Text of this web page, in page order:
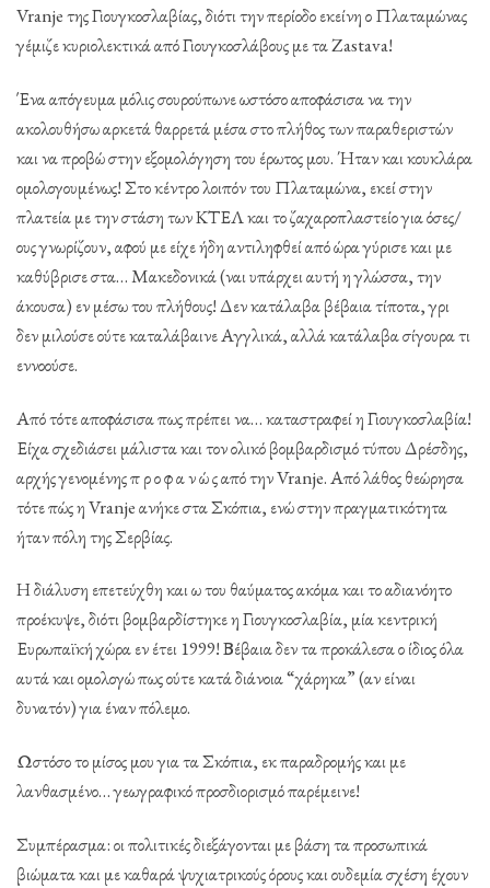
Vranje της Γιουγκοσλαβίας, διότι την περίοδο εκείνη ο Πλαταμώνας
γέμιζε κυριολεκτικά από Γιουγκοσλάβους με τα Zastava!
Ένα απόγευμα μόλις σουρούπωνε ωστόσο αποφάσισα να την
ακολουθήσω αρκετά θαρρετά μέσα στο πλήθος των παραθεριστών
και να προβώ στην εξομολόγηση του έρωτος μου. Ήταν και κουκλάρα
ομολογουμένως! Στο κέντρο λοιπόν του Πλαταμώνα, εκεί στην
πλατεία με την στάση των ΚΤΕΛ και το ζαχαροπλαστείο για όσες/
ους γνωρίζουν, αφού με είχε ήδη αντιληφθεί από ώρα γύρισε και με
καθύβρισε στα… Μακεδονικά (ναι υπάρχει αυτή η γλώσσα, την
άκουσα) εν μέσω του πλήθους! Δεν κατάλαβα βέβαια τίποτα, γρι
δεν μιλούσε ούτε καταλάβαινε Αγγλικά, αλλά κατάλαβα σίγουρα τι
εννοούσε.
Από τότε αποφάσισα πως πρέπει να… καταστραφεί η Γιουγκοσλαβία!
Είχα σχεδιάσει μάλιστα και τον ολικό βομβαρδισμό τύπου Δρέσδης,
αρχής γενομένης π ρ ο φ α ν ώ ς από την Vranje. Από λάθος θεώρησα
τότε πώς η Vranje ανήκε στα Σκόπια, ενώ στην πραγματικότητα
ήταν πόλη της Σερβίας.
Η διάλυση επετεύχθη και ω του θαύματος ακόμα και το αδιανόητο
προέκυψε, διότι βομβαρδίστηκε η Γιουγκοσλαβία, μία κεντρική
Ευρωπαϊκή χώρα εν έτει 1999! Βέβαια δεν τα προκάλεσα ο ίδιος όλα
αυτά και ομολογώ πως ούτε κατά διάνοια “χάρηκα” (αν είναι
δυνατόν) για έναν πόλεμο.
Ωστόσο το μίσος μου για τα Σκόπια, εκ παραδρομής και με
λανθασμένο… γεωγραφικό προσδιορισμό παρέμεινε!
Συμπέρασμα: οι πολιτικές διεξάγονται με βάση τα προσωπικά
βιώματα και με καθαρά ψυχιατρικούς όρους και ουδεμία σχέση έχουν